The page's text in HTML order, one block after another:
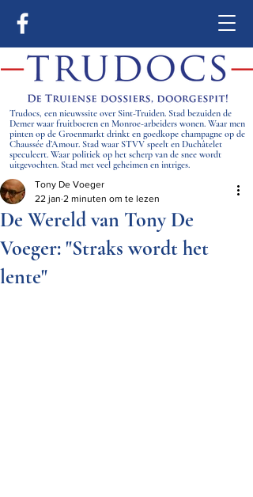
Trudocs, een nieuwssite over Sint-Truiden. Stad bezuiden de
Demer waar fruitboeren en Monroe-arbeiders wonen. Waar men
pinten op de Groenmarkt drinkt en goedkope champagne op de
Chaussée d’Amour. Stad waar STVV speelt en Duchâtelet
speculeert. Waar politiek op het scherp van de snee wordt
uitgevochten. Stad met veel geheimen en intriges.
De Wereld van Tony De
Voeger: "Straks wordt het
lente"
Tony De Voeger
22 jan 2 minuten om te lezen